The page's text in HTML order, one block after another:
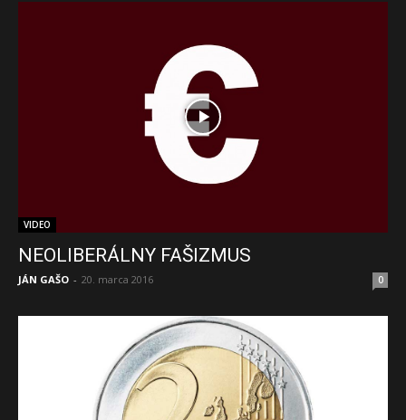
VIDEO
NEOLIBERÁLNY FAŠIZMUS
JÁN GAŠO - 20. marca 2016 0